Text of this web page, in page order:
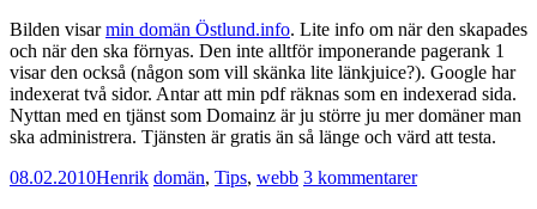
Bilden visarmin domän Östlund.info. Lite info om när den skapades
och när den ska förnyas. Den inte alltför imponerande pagerank 1
visar den också (någon som vill skänka lite länkjuice?). Google har
indexerat två sidor. Antar att min pdf räknas som en indexerad sida.
Nyttan med en tjänst som Domainz är ju större ju mer domäner man
ska administrera. Tjänsten är gratis än så länge och värd att testa.
08.02.2010Henrik domän, Tips, webb 3 kommentarer